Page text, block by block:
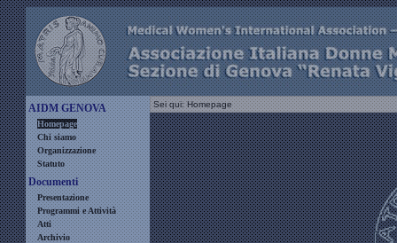
AIDM GENOVA
Homepage
Chi siamo
Organizzazione
Statuto
Documenti
Presentazione
Programmi e Attività
Atti
Archivio
Sei qui: Homepage